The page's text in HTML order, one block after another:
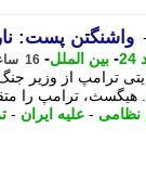
واشنگتن پست:
- بین الملل- 16 ساعت پیش - پنجشنبه 15 مرداد 1405، 10:07
ترامپ از وزیر
ترامپ را
نظامی - علیه ایران -